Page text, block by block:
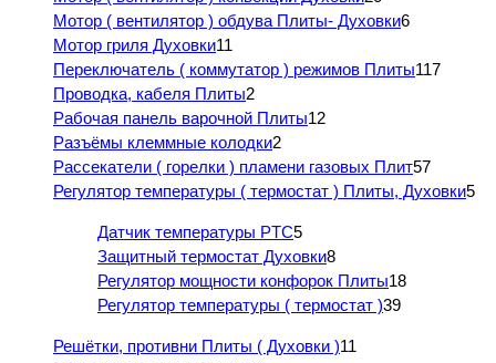
Мотор ( вентилятор ) обдува Плиты- Духовки6
Мотор гриля Духовки11
Переключатель ( коммутатор ) режимов Плиты117
Проводка, кабеля Плиты2
Рабочая панель варочной Плиты12
Разъёмы клеммные колодки2
Рассекатели ( горелки ) пламени газовых Плит57
Регулятор температуры ( термостат ) Плиты, Духовки5
Датчик температуры PTC5
Защитный термостат Духовки8
Регулятор мощности конфорок Плиты18
Регулятор температуры ( термостат )39
Решётки, противни Плиты ( Духовки )11